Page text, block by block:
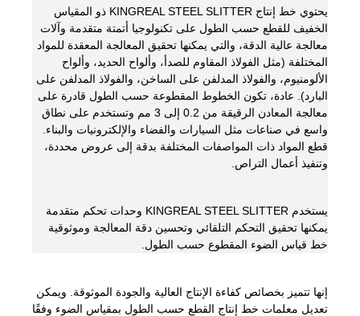
يحتوي خط إنتاج KINGREAL STEEL SLITTER ذو المقياس
الخفيف للقطع حسب الطول على تكنولوجيا أتمتة متقدمة وآلات
معالجة عالية الدقة، والتي يمكنها تحقيق المعالجة المعقدة للمواد
المختلفة (مثل الفولاذ المقاوم للصدأ، وألواح الحديد، وألواح
الألومنيوم، والفولاذ المدلفن على الساخن، والفولاذ المدلفن على
البارد). عادة، تكون الخطوط المقطوعة حسب الطول قادرة على
معالجة المعادن الرقيقة من 0.2 إلى 3 مم وتستخدم على نطاق
واسع في صناعات مثل السيارات والفضاء والإلكترونيات والبناء.
قطع المواد ذات المواصفات المختلفة بدقة إلى عروض محددة،
وتنفيذ أعمال التراص.
يستخدم KINGREAL STEEL SLITTER وحدات تحكم متقدمة
يمكنها تحقيق التحكم التلقائي وتحسين دقة المعالجة وموثوقية
خط قياس الضوء المقطوع حسب الطول.
إنها تتميز بخصائص كفاءة الإنتاج العالية والجودة الموثوقة. ويمكن
تعديل معلمات خط إنتاج القطع حسب الطول بمقياس الضوء وفقًا